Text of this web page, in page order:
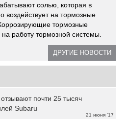
солью, которая в
воздействует на тормозные
тормозные
работу тормозной системы.
ДРУГИЕ НОВОСТИ
21 июня '17
почти 25 тысяч
Subaru